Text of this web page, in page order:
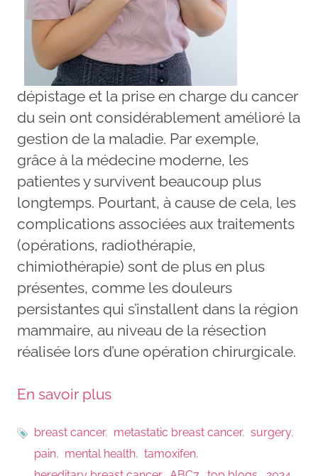
dépistage et la prise en charge du cancer
du sein ont considérablement amélioré la
gestion de la maladie. Par exemple,
grâce à la médecine moderne, les
patientes y survivent beaucoup plus
longtemps. Pourtant, à cause de cela, les
complications associées aux traitements
(opérations, radiothérapie,
chimiothérapie) sont de plus en plus
présentes, comme les douleurs
persistantes qui s’installent dans la région
mammaire, au niveau de la résection
réalisée lors d’une opération chirurgicale.
En savoir plus
breast cancer metastatic breast cancer
surgery
pain
mental health
tamoxifen